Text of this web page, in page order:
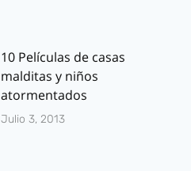
10 Películas de casas
malditas y niños
atormentados
Julio 3, 2013